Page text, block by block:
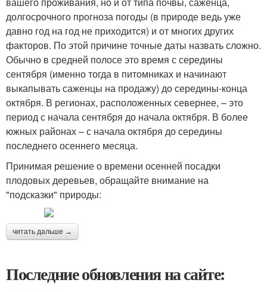
долгосрочного прогноза погоды (в природе ведь уже
давно год на год не приходится) и от многих других
факторов. По этой причине точные даты назвать сложно.
Обычно в средней полосе это время с середины
сентября (именно тогда в питомниках и начинают
выкапывать саженцы на продажу) до середины-конца
октября. В регионах, расположенных севернее, – это
период с начала сентября до начала октября. В более
южных районах – с начала октября до середины
последнего осеннего месяца.
Принимая решение о времени осенней посадки
плодовых деревьев, обращайте внимание на
"подсказки" природы:
читать дальше →
Последние обновления на сайте: